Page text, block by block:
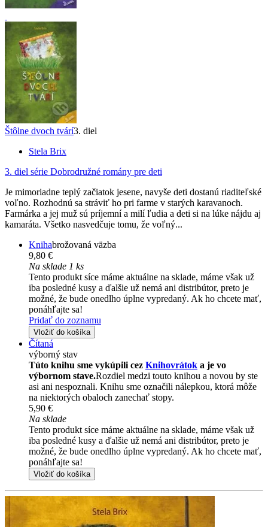
Štôlne dvoch tvárí3. diel
Stela Brix
3. diel série Dobrodružné romány pre deti
Je mimoriadne teplý začiatok jesene, navyše deti dostanú riaditeľské
voľno. Rozhodnú sa stráviť ho pri farme v starých karavanoch.
Farmárka a jej muž sú príjemní a milí ľudia a deti si na lúke nájdu aj
kamaráta. Všetko nasvedčuje tomu, že voľný...
Knihabrožovaná väzba
9,80 €
Na sklade 1 ks
Tento produkt síce máme aktuálne na sklade, máme však už
iba posledné kusy a ďalšie už nemá ani distribútor, preto je
možné, že bude onedlho úplne vypredaný. Ak ho chcete mať,
ponáhľajte sa!
Pridať do zoznamu
Vložiť do košíka
Čítaná
výborný stav
Túto knihu sme vykúpili cez Knihovrátok a je vo
výbornom stave.Rozdiel medzi touto knihou a novou by ste
asi ani nespoznali. Knihu sme označili nálepkou, ktorá môže
na niektorých obaloch zanechať stopy.
5,90 €
Na sklade
Tento produkt síce máme aktuálne na sklade, máme však už
iba posledné kusy a ďalšie už nemá ani distribútor, preto je
možné, že bude onedlho úplne vypredaný. Ak ho chcete mať,
ponáhľajte sa!
Vložiť do košíka